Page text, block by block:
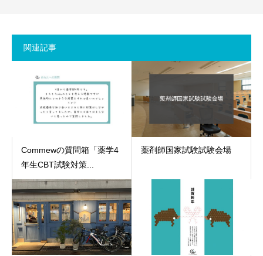
関連記事
Commewの質問箱「薬学4
年生CBT試験対策...
薬剤師国家試験試験会場